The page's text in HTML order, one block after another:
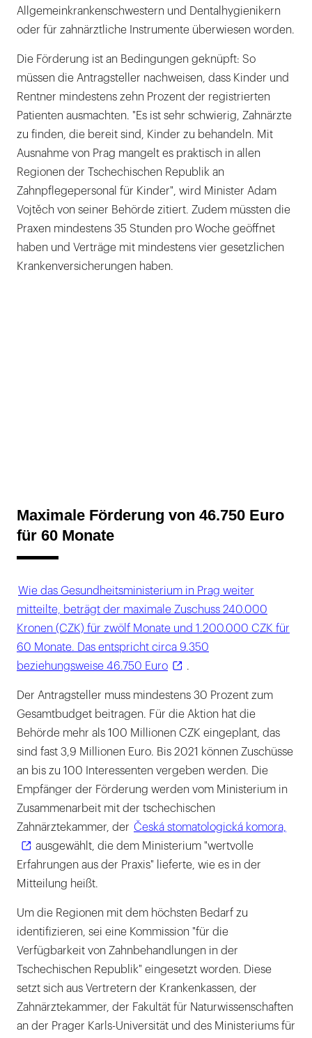
Allgemeinkrankenschwestern und Dentalhygienikern
oder für zahnärztliche Instrumente überwiesen worden.
Die Förderung ist an Bedingungen geknüpft: So
müssen die Antragsteller nachweisen, dass Kinder und
Rentner mindestens zehn Prozent der registrierten
Patienten ausmachten. "Es ist sehr schwierig, Zahnärzte
zu finden, die bereit sind, Kinder zu behandeln. Mit
Ausnahme von Prag mangelt es praktisch in allen
Regionen der Tschechischen Republik an
Zahnpflegepersonal für Kinder", wird Minister Adam
Vojtěch von seiner Behörde zitiert. Zudem müssten die
Praxen mindestens 35 Stunden pro Woche geöffnet
haben und Verträge mit mindestens vier gesetzlichen
Krankenversicherungen haben.
Maximale Förderung von 46.750 Euro
für 60 Monate
Wie das Gesundheitsministerium in Prag weiter
mitteilte, beträgt der maximale Zuschuss 240.000
Kronen (CZK) für zwölf Monate und 1.200.000 CZK für
60 Monate. Das entspricht circa 9.350
beziehungsweise 46.750 Euro
.
Der Antragsteller muss mindestens 30 Prozent zum
Gesamtbudget beitragen. Für die Aktion hat die
Behörde mehr als 100 Millionen CZK eingeplant, das
sind fast 3,9 Millionen Euro. Bis 2021 können Zuschüsse
an bis zu 100 Interessenten vergeben werden. Die
Empfänger der Förderung werden vom Ministerium in
Zusammenarbeit mit der tschechischen
Zahnärztekammer, der Česká stomatologická komora,
ausgewählt, die dem Ministerium "wertvolle
Erfahrungen aus der Praxis" lieferte, wie es in der
Mitteilung heißt.
Um die Regionen mit dem höchsten Bedarf zu
identifizieren, sei eine Kommission "für die
Verfügbarkeit von Zahnbehandlungen in der
Tschechischen Republik" eingesetzt worden. Diese
setzt sich aus Vertretern der Krankenkassen, der
Zahnärztekammer, der Fakultät für Naturwissenschaften
an der Prager Karls-Universität und des Ministeriums für